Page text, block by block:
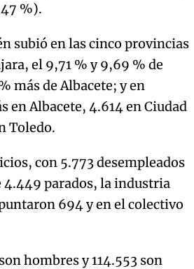
%).
subió en las cinco provincias
el 9,71 % y 9,69 % de
más de Albacete; y en
en Albacete, 4.614 en Ciudad
Toledo.
con 5.773 desempleados
4.449 parados, la industria
694 y en el colectivo
hombres y 114.553 son